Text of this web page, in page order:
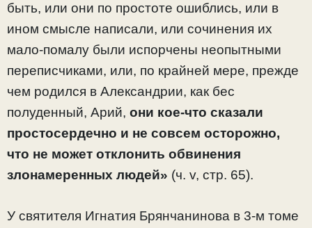
быть, или они по простоте ошиблись, или в
ином смысле написали, или сочинения их
мало-помалу были испорчены неопытными
переписчиками, или, по крайней мере, прежде
чем родился в Александрии, как бес
полуденный, Арий, они кое-что сказали
простосердечно и не совсем осторожно,
что не может отклонить обвинения
злонамеренных людей» (ч. v, стр. 65).
У святителя Игнатия Брянчанинова в 3-м томе